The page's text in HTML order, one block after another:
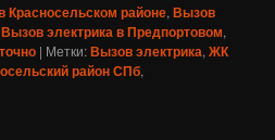
Красносельском районе,Вызов
Вызов электрика в Предпортовом,
| Метки:Вызов электрика,ЖК
район СПб,